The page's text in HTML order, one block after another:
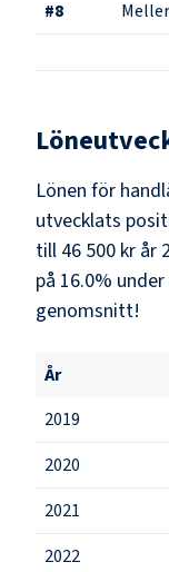
#8
Lönen för
utvecklats
till 46 500 kr år
på 16.0%
genomsnitt!
År
2019
2020
2021
2022